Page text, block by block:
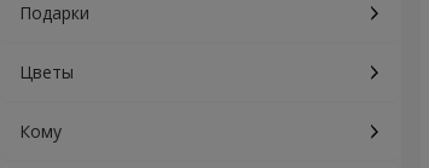
Подарки
Цветы
Кому